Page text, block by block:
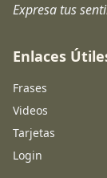
Expresa tus
Enlaces
Frases
Videos
Tarjetas
Login